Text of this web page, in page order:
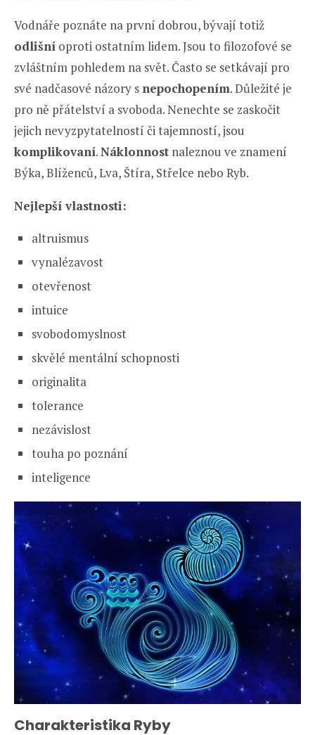
Vodnáře poznáte na první dobrou, bývají totiž
odlišní oproti ostatním lidem. Jsou to filozofové se
zvláštním pohledem na svět. Často se setkávají pro
své nadčasové názory s nepochopením. Důležité je
pro ně přátelství a svoboda. Nenechte se zaskočit
jejich nevyzpytatelností či tajemností, jsou
komplikovaní.Náklonnost naleznou ve znamení
Býka, Blíženců, Lva, Štíra, Střelce nebo Ryb.
Nejlepší vlastnosti:
altruismus
vynalézavost
otevřenost
intuice
svobodomyslnost
skvělé mentální schopnosti
originalita
tolerance
nezávislost
touha po poznání
inteligence
Charakteristika Ryby